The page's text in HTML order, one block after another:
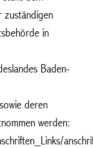
zuständigen
in
Baden-
deren
werden: